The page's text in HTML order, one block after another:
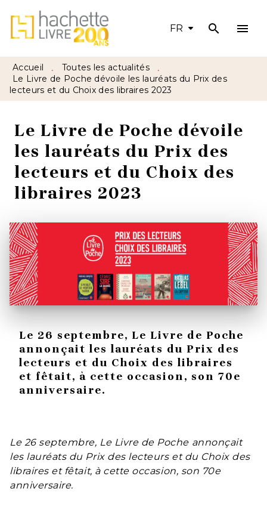
MENU RECHERCHE CONTENU
PIED DE PAGE
FR search menu
Accueil • Toutes les actualités •
Le Livre de Poche dévoile les lauréats du Prix des
lecteurs et du Choix des libraires 2023
Le Livre de Poche dévoile
les lauréats du Prix des
lecteurs et du Choix des
libraires 2023
Le 26 septembre, Le Livre de Poche
annonçait les lauréats du Prix des
lecteurs et du Choix des libraires
et fêtait, à cette occasion, son 70e
anniversaire.
Le 26 septembre, Le Livre de Poche annonçait
les lauréats du Prix des lecteurs et du Choix des
libraires et fêtait, à cette occasion, son 70e
anniversaire.